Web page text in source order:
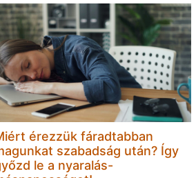
érezzük fáradtabban
szabadság után? Így
le a nyaralás-